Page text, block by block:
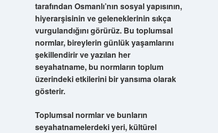
tarafından Osmanlı’nın sosyal yapısının,
hiyerarşisinin ve geleneklerinin sıkça
vurgulandığını görürüz. Bu toplumsal
normlar, bireylerin günlük yaşamlarını
şekillendirir ve yazılan her
seyahatname, bu normların toplum
üzerindeki etkilerini bir yansıma olarak
gösterir.
Toplumsal normlar ve bunların
seyahatnamelerdeki yeri, kültürel